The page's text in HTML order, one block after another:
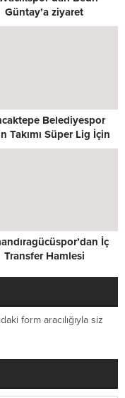
Güntay’a ziyaret
Belediyespor
Takımı Süper Lig İçin
Kenetlendi
İç
Transfer Hamlesi
form aracılığıyla siz